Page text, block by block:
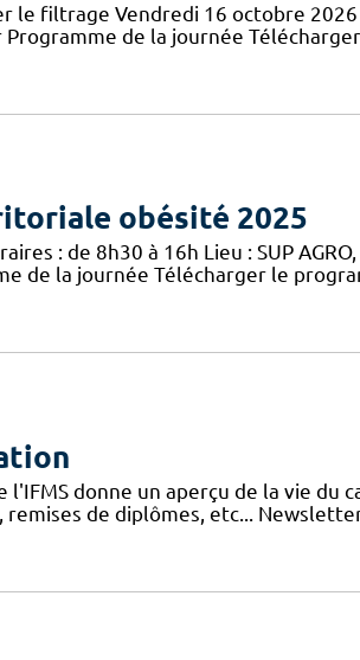
le filtrage Vendredi 16 octobre 2026
de la journée
obésité 2025
: de 8h30 à 16h Lieu : SUP
de la journée Télécharger le
donne un aperçu de la vie du
de diplômes, etc...